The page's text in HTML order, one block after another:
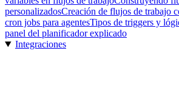
personalizadosCreación de flujos de trabajo
cron jobs para agentesTipos de triggers y
panel del planificador explicado
Integraciones